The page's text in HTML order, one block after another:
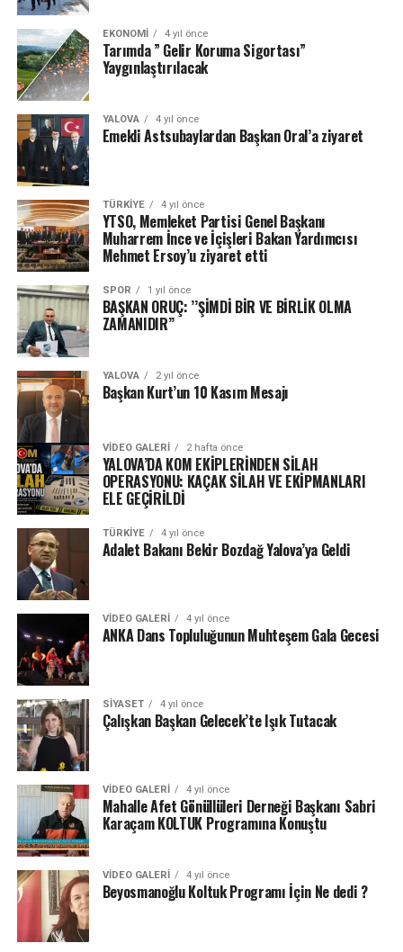
EKONOMI 4 yıl önce
Tarımda ” Gelir Koruma Sigortası”
Yaygınlaştırılacak
YALOVA 4 yıl önce
Emekli Astsubaylardan Başkan Oral’a ziyaret
TÜRKIYE 4 yıl önce
YTSO, Memleket Partisi Genel Başkanı
Muharrem İnce ve İçişleri Bakan Yardımcısı
Mehmet Ersoy’u ziyaret etti
SPOR 1 yıl önce
BAŞKAN ORUÇ: ’’ŞİMDİ BİR VE BİRLİK OLMA
ZAMANIDIR’’
YALOVA 2 yıl önce
Başkan Kurt’un 10 Kasım Mesajı
VIDEO GALERI 2 hafta önce
YALOVA’DA KOM EKİPLERİNDEN SİLAH
OPERASYONU: KAÇAK SİLAH VE EKİPMANLARI
ELE GEÇİRİLDİ
TÜRKIYE 4 yıl önce
Adalet Bakanı Bekir Bozdağ Yalova’ya Geldi
VIDEO GALERI 4 yıl önce
ANKA Dans Topluluğunun Muhteşem Gala Gecesi
SIYASET 4 yıl önce
Çalışkan Başkan Gelecek’te Işık Tutacak
VIDEO GALERI 4 yıl önce
Mahalle Afet Gönüllüleri Derneği Başkanı Sabri
Karaçam KOLTUK Programına Konuştu
VIDEO GALERI 4 yıl önce
Beyosmanoğlu Koltuk Programı İçin Ne dedi ?